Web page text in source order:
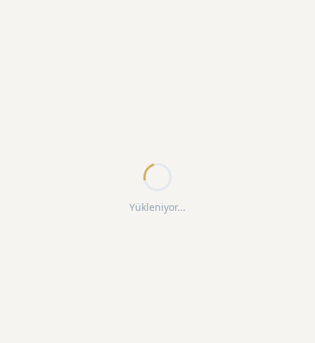
Yükleniyor...